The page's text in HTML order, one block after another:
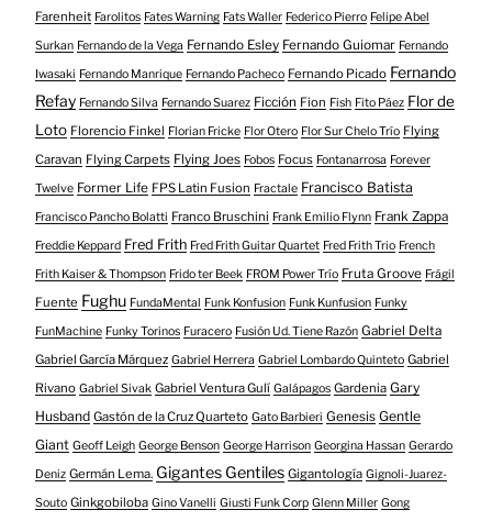
Farenheit Farolitos Fates Warning Fats Waller Federico Pierro Felipe Abel
Surkan Fernando de la Vega Fernando Esley Fernando Guiomar Fernando
Iwasaki Fernando Manrique Fernando Pacheco Fernando Picado Fernando
Refay Fernando Silva Fernando Suarez Ficción Fion Fish Fito Páez Flor de
Loto Florencio Finkel Florian Fricke Flor Otero Flor Sur Chelo Trío Flying
Caravan Flying Carpets Flying Joes Fobos Focus Fontanarrosa Forever
Twelve Former Life FPS Latin Fusion Fractale Francisco Batista
Francisco Pancho Bolatti Franco Bruschini Frank Emilio Flynn Frank Zappa
Freddie Keppard Fred Frith Fred Frith Guitar Quartet Fred Frith Trio French
Frith Kaiser & Thompson Frido ter Beek FROM Power Trío Fruta Groove Frágil
Fuente Fughu FundaMental Funk Konfusion Funk Kunfusion Funky
FunMachine Funky Torinos Furacero Fusión Ud. Tiene Razón Gabriel Delta
Gabriel García Márquez Gabriel Herrera Gabriel Lombardo Quinteto Gabriel
Rivano Gabriel Sivak Gabriel Ventura Gulí Galápagos Gardenia Gary
Husband Gastón de la Cruz Quarteto Gato Barbieri Genesis Gentle
Giant Geoff Leigh George Benson George Harrison Georgina Hassan Gerardo
Deniz Germán Lema. Gigantes Gentiles Gigantología Gignoli-Juarez-
Souto Ginkgobiloba Gino Vanelli Giusti Funk Corp Glenn Miller Gong